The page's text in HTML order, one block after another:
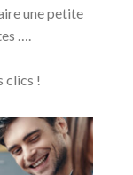
une petite
….
clics !